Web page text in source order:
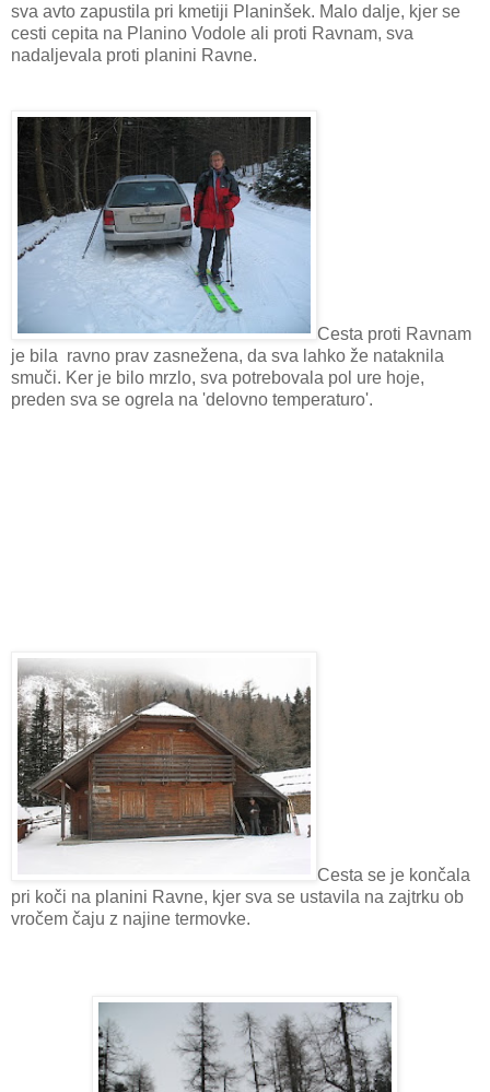
sva avto zapustila pri kmetiji Planinšek. Malo dalje, kjer se
cesti cepita na Planino Vodole ali proti Ravnam, sva
nadaljevala proti planini Ravne.
Cesta proti Ravnam
je bila ravno prav zasnežena, da sva lahko že nataknila
smuči. Ker je bilo mrzlo, sva potrebovala pol ure hoje,
preden sva se ogrela na 'delovno temperaturo'.
Cesta se je končala
pri koči na planini Ravne, kjer sva se ustavila na zajtrku ob
vročem čaju z najine termovke.